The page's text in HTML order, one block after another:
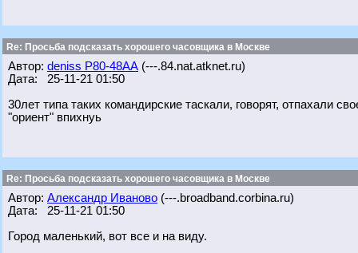
Re: Просьба подсказать хорошего часовщика в Москве
Автор: deniss Р80-48АА (---.84.nat.atknet.ru)
Дата: 25-11-21 01:50
30лет типа таких командирские таскали, говорят, отпахали
"ориент" впихнуь
Re: Просьба подсказать хорошего часовщика в Москве
Автор: Александр Иваново (---.broadband.corbina.ru)
Дата: 25-11-21 01:50
Город маленький, вот все и на виду.